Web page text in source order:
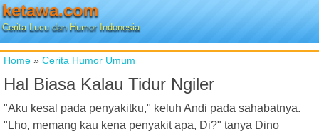
ketawa.com
Cerita Lucu dan Humor Indonesia
Home » Cerita Humor Umum
Hal Biasa Kalau Tidur Ngiler
"Aku kesal pada penyakitku," keluh Andi pada sahabatnya.
"Lho, memang kau kena penyakit apa, Di?" tanya Dino